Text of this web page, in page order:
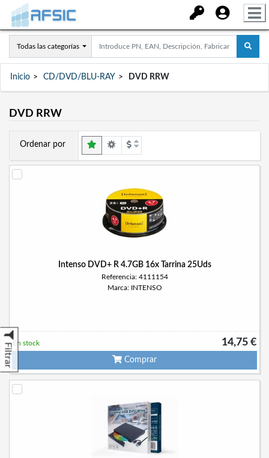
Todas las categorías
Inicio CD/DVD/BLU-RAY DVD RRW
DVD RRW
Filtrar
Ordenar por
Intenso DVD+ R 4.7GB 16x Tarrina 25Uds
Referencia: 4111154
Marca: INTENSO
14,75 €
En stock
Comprar